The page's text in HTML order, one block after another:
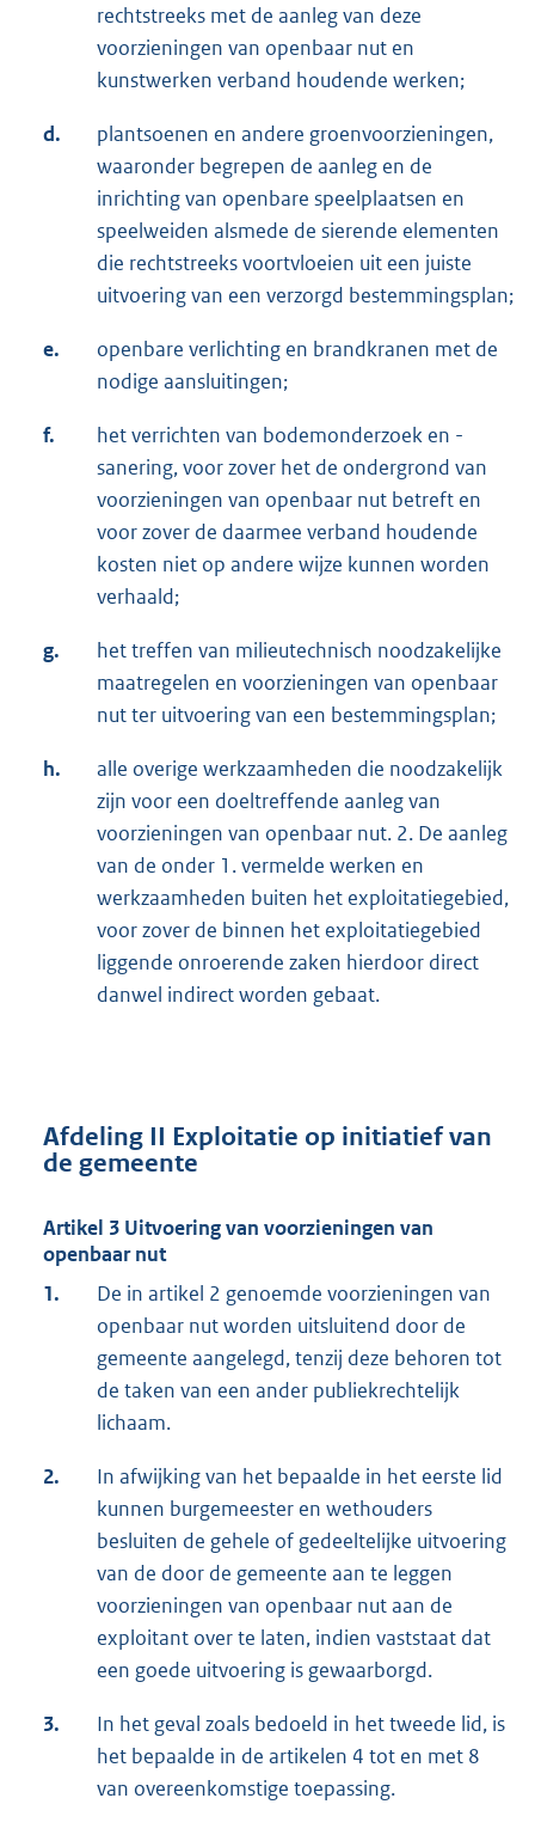
rechtstreeks met de aanleg van deze
voorzieningen van openbaar nut en
kunstwerken verband houdende werken;
d.
plantsoenen en andere groenvoorzieningen,
waaronder begrepen de aanleg en de
inrichting van openbare speelplaatsen en
speelweiden alsmede de sierende elementen
die rechtstreeks voortvloeien uit een juiste
uitvoering van een verzorgd bestemmingsplan;
e.
openbare verlichting en brandkranen met de
nodige aansluitingen;
f.
het verrichten van bodemonderzoek en -
sanering, voor zover het de ondergrond van
voorzieningen van openbaar nut betreft en
voor zover de daarmee verband houdende
kosten niet op andere wijze kunnen worden
verhaald;
g.
het treffen van milieutechnisch noodzakelijke
maatregelen en voorzieningen van openbaar
nut ter uitvoering van een bestemmingsplan;
h.
alle overige werkzaamheden die noodzakelijk
zijn voor een doeltreffende aanleg van
voorzieningen van openbaar nut. 2. De aanleg
van de onder 1. vermelde werken en
werkzaamheden buiten het exploitatiegebied,
voor zover de binnen het exploitatiegebied
liggende onroerende zaken hierdoor direct
danwel indirect worden gebaat.
Afdeling II Exploitatie op initiatief van
de gemeente
Artikel 3 Uitvoering van voorzieningen van
openbaar nut
1.
De in artikel 2 genoemde voorzieningen van
openbaar nut worden uitsluitend door de
gemeente aangelegd, tenzij deze behoren tot
de taken van een ander publiekrechtelijk
lichaam.
2.
In afwijking van het bepaalde in het eerste lid
kunnen burgemeester en wethouders
besluiten de gehele of gedeeltelijke uitvoering
van de door de gemeente aan te leggen
voorzieningen van openbaar nut aan de
exploitant over te laten, indien vaststaat dat
een goede uitvoering is gewaarborgd.
3.
In het geval zoals bedoeld in het tweede lid, is
het bepaalde in de artikelen 4 tot en met 8
van overeenkomstige toepassing.